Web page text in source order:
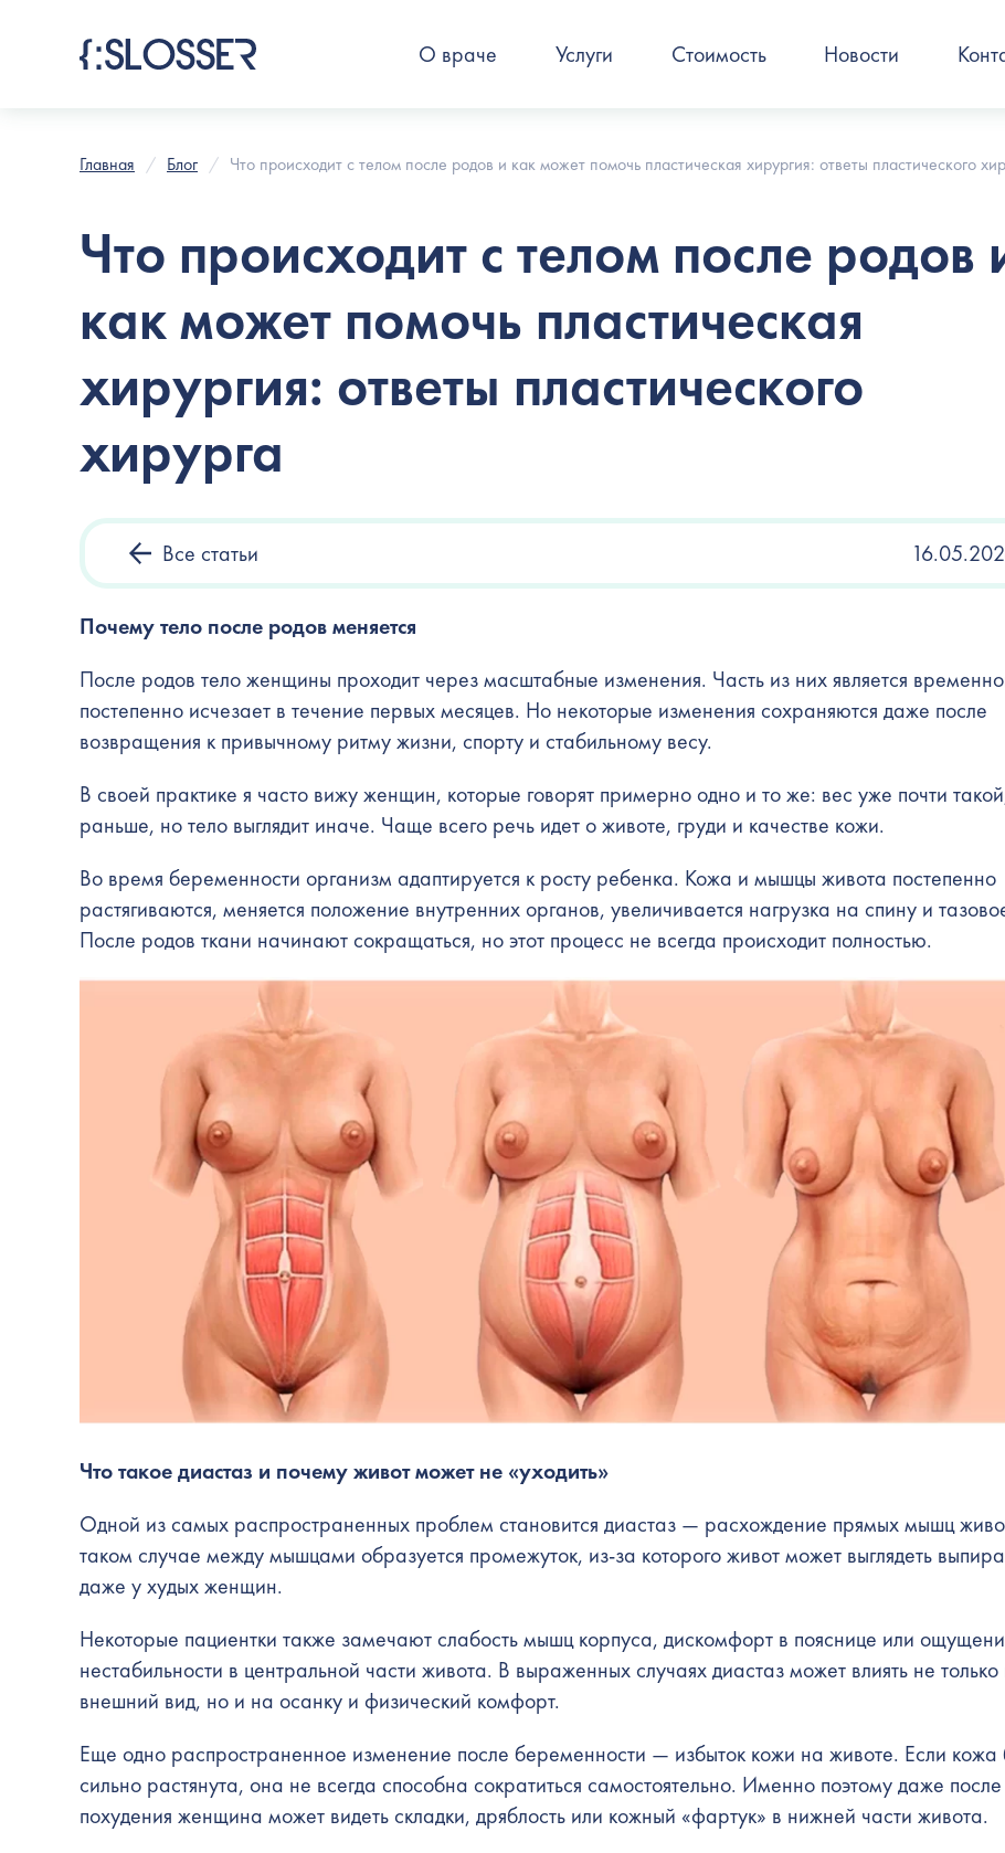
О враче Услуги Стоимость Новости
Главная Блог Что происходит с телом после родов и как может помочь пластическая хирургия: ответы пластического
Что происходит с телом после родов
как может помочь пластическая
хирургия: ответы пластического
хирурга
Все статьи
Почему тело после родов меняется
После родов тело женщины проходит через масштабные изменения. Часть из них является
постепенно исчезает в течение первых месяцев. Но некоторые изменения сохраняются даже после
возвращения к привычному ритму жизни, спорту и стабильному весу.
В своей практике я часто вижу женщин, которые говорят примерно одно и то же: вес уже почти
раньше, но тело выглядит иначе. Чаще всего речь идет о животе, груди и качестве кожи.
Во время беременности организм адаптируется к росту ребенка. Кожа и мышцы живота постепенно
растягиваются, меняется положение внутренних органов, увеличивается нагрузка на спину и
После родов ткани начинают сокращаться, но этот процесс не всегда происходит полностью.
Что такое диастаз и почему живот может не «уходить»
Одной из самых распространенных проблем становится диастаз — расхождение прямых мышц
таком случае между мышцами образуется промежуток, из-за которого живот может выглядеть
даже у худых женщин.
Некоторые пациентки также замечают слабость мышц корпуса, дискомфорт в пояснице или
нестабильности в центральной части живота. В выраженных случаях диастаз может влиять не
внешний вид, но и на осанку и физический комфорт.
Еще одно распространенное изменение после беременности — избыток кожи на животе. Если кожа
сильно растянута, она не всегда способна сократиться самостоятельно. Именно поэтому даже после
похудения женщина может видеть складки, дряблость или кожный «фартук» в нижней части живота.